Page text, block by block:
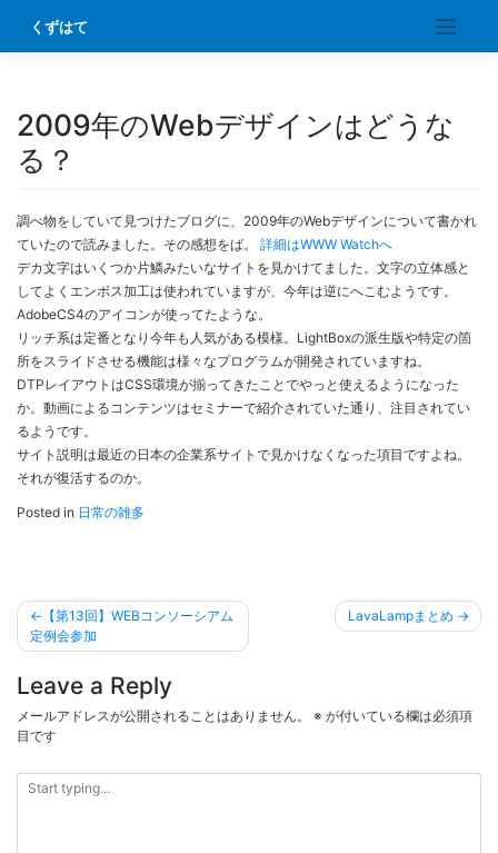
content
くずはて
2009年のWebデザインはどうな
る？
調べ物をしていて見つけたブログに、2009年のWebデザインについて書かれ
ていたので読みました。その感想をば。 詳細はWWW Watchへ
デカ文字はいくつか片鱗みたいなサイトを見かけてました。文字の立体感と
してよくエンボス加工は使われていますが、今年は逆にへこむようです。
AdobeCS4のアイコンが使ってたような。
リッチ系は定番となり今年も人気がある模様。LightBoxの派生版や特定の箇
所をスライドさせる機能は様々なプログラムが開発されていますね。
DTPレイアウトはCSS環境が揃ってきたことでやっと使えるようになった
か。動画によるコンテンツはセミナーで紹介されていた通り、注目されてい
るようです。
サイト説明は最近の日本の企業系サイトで見かけなくなった項目ですよね。
それが復活するのか。
Posted in 日常の雑多
投
稿
ナ
ビ
ゲ
ー
シ
【第13回】WEBコンソーシアム
定例会参加
LavaLampまとめ
Leave a Reply
メールアドレスが公開されることはありません。 ※ が付いている欄は必須項
目です